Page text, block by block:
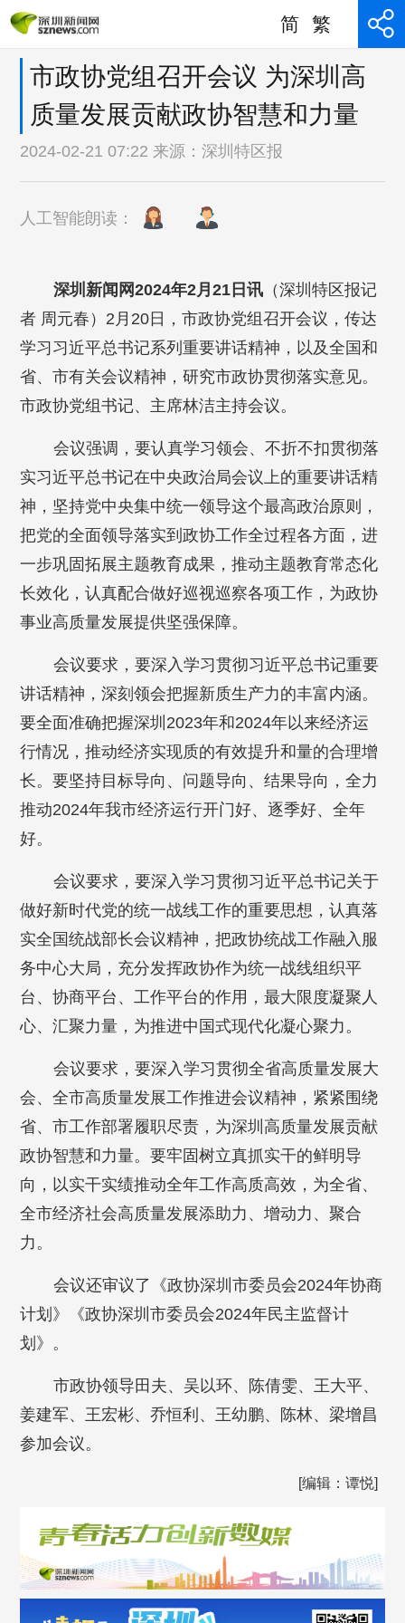
简 繁
市政协党组召开会议 为深圳高
质量发展贡献政协智慧和力量
2024-02-21 07:22 来源：深圳特区报
人工智能朗读：
深圳新闻网2024年2月21日讯（深圳特区报记
者 周元春）2月20日，市政协党组召开会议，传达
学习习近平总书记系列重要讲话精神，以及全国和
省、市有关会议精神，研究市政协贯彻落实意见。
市政协党组书记、主席林洁主持会议。
会议强调，要认真学习领会、不折不扣贯彻落
实习近平总书记在中央政治局会议上的重要讲话精
神，坚持党中央集中统一领导这个最高政治原则，
把党的全面领导落实到政协工作全过程各方面，进
一步巩固拓展主题教育成果，推动主题教育常态化
长效化，认真配合做好巡视巡察各项工作，为政协
事业高质量发展提供坚强保障。
会议要求，要深入学习贯彻习近平总书记重要
讲话精神，深刻领会把握新质生产力的丰富内涵。
要全面准确把握深圳2023年和2024年以来经济运
行情况，推动经济实现质的有效提升和量的合理增
长。要坚持目标导向、问题导向、结果导向，全力
推动2024年我市经济运行开门好、逐季好、全年
好。
会议要求，要深入学习贯彻习近平总书记关于
做好新时代党的统一战线工作的重要思想，认真落
实全国统战部长会议精神，把政协统战工作融入服
务中心大局，充分发挥政协作为统一战线组织平
台、协商平台、工作平台的作用，最大限度凝聚人
心、汇聚力量，为推进中国式现代化凝心聚力。
会议要求，要深入学习贯彻全省高质量发展大
会、全市高质量发展工作推进会议精神，紧紧围绕
省、市工作部署履职尽责，为深圳高质量发展贡献
政协智慧和力量。要牢固树立真抓实干的鲜明导
向，以实干实绩推动全年工作高质高效，为全省、
全市经济社会高质量发展添助力、增动力、聚合
力。
会议还审议了《政协深圳市委员会2024年协商
计划》《政协深圳市委员会2024年民主监督计
划》。
市政协领导田夫、吴以环、陈倩雯、王大平、
姜建军、王宏彬、乔恒利、王幼鹏、陈林、梁增昌
参加会议。
[编辑：谭悦]